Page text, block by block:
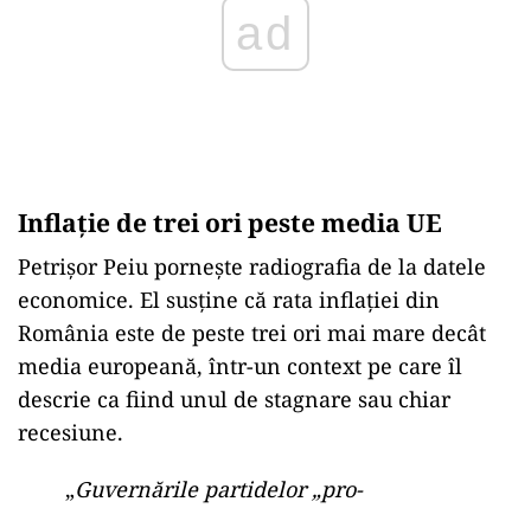
Inflaţie de trei ori peste media UE
Petrişor Peiu porneşte radiografia de la datele
economice. El susţine că rata inflaţiei din
România este de peste trei ori mai mare decât
media europeană, într-un context pe care îl
descrie ca fiind unul de stagnare sau chiar
recesiune.
„Guvernările partidelor „pro-